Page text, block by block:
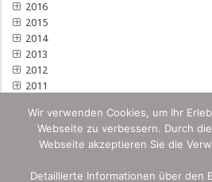
2016
2015
2014
2013
2012
2011
Wir verwenden Cookies, um Ihr
Webseite zu verbessern. Durch
Webseite akzeptieren Sie die
Detaillierte Informationen über den